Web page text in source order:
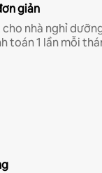
giản
nhà nghỉ
toán 1 lần mỗi